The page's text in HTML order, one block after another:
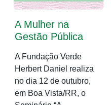
A Mulher na
Gestão Pública
A Fundação Verde
Herbert Daniel realiza
no dia 12 de outubro,
em Boa Vista/RR, o